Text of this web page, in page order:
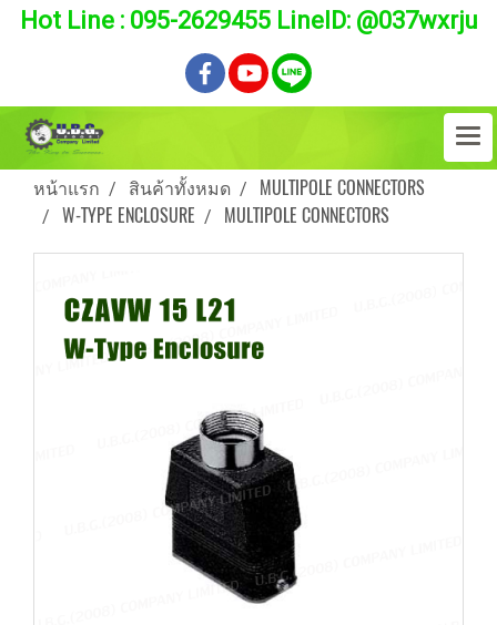
Hot Line : 095-2629455 LineID: @037wxrju
หน้าแรก สินค้าทั้งหมด
MULTIPOLE CONNECTORS
W-TYPE ENCLOSURE
MULTIPOLE CONNECTORS